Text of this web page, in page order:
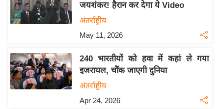
उ
द्यो
ज
ग
त
वि
जयशंकर! हैरान कर देगा ये Video
अंतर्राष्ट्रीय
May 11, 2026
240 भारतीयों को हवा में कहां ले गया
इजरायल, चौंक जाएगी दुनिया
अंतर्राष्ट्रीय
Apr 24, 2026